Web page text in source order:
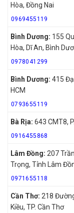
Hòa, Đồng Nai
0969455119
Bình Dương: 155
Hòa, Dĩ An, Bình
0978041299
Bình Dương: 415
HCM
0793655119
Bà Rịa: 643 CMT8,
0916455868
Lâm Đồng: 207
Trọng, Tỉnh Lâm
0971655118
Cần Thơ: 218
Kiều, TP. Cần Thơ